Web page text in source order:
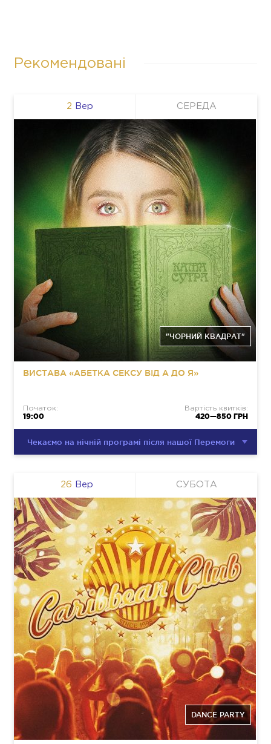
Рекомендовані
"ЧОРНИЙ КВАДРАТ"
Вер
2 СЕРЕДА
ВИСТАВА «АБЕТКА СЕКСУ ВІД А ДО Я»
Початок:
19:00
Вартість квитків:
420—850 ГРН
Чекаємо на нічній програмі після нашої Перемоги
DANCE PARTY
Вер
26 СУБОТА